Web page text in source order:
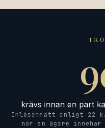
krävs innan en part
Inlösenrätt enligt 22
när en ägare